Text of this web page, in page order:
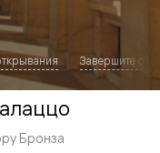
Завершите
Бронза